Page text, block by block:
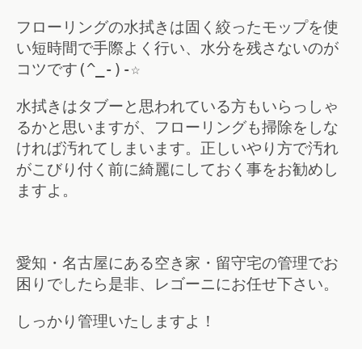
フローリングの水拭きは固く絞ったモップを使
い短時間で手際よく行い、水分を残さないのが
コツです(^_-)-☆
水拭きはタブーと思われている方もいらっしゃ
るかと思いますが、フローリングも掃除をしな
ければ汚れてしまいます。正しいやり方で汚れ
がこびり付く前に綺麗にしておく事をお勧めし
ますよ。
愛知・名古屋にある空き家・留守宅の管理でお
困りでしたら是非、レゴーニにお任せ下さい。
しっかり管理いたしますよ！